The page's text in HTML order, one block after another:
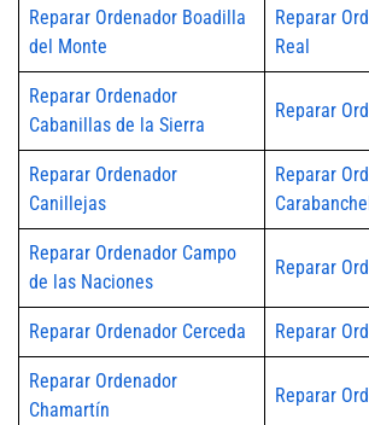
Reparar Ordenador Boadilla
del Monte
Reparar
Real
Reparar Ordenador
Cabanillas de la Sierra
Reparar
Reparar Ordenador
Canillejas
Reparar
Carabanchel
Reparar Ordenador Campo
de las Naciones
Reparar
Reparar Ordenador Cerceda Reparar
Reparar Ordenador
Chamartín
Reparar